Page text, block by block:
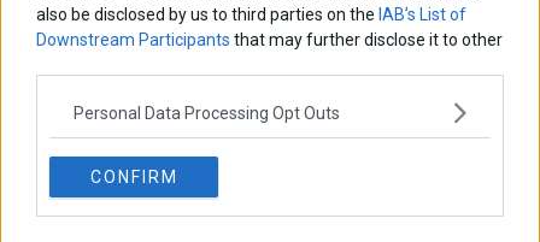
also be disclosed by us to third parties on the IAB’s List of
Downstream Participants that may further disclose it to other
Personal Data Processing Opt Outs
CONFIRM
Πλοήγηση
άρθρων
Previous
Μέρες…καλοκαιριού
Ο μεγαλύτερος εχθρός του
φιλελευθερισμού είναι το
ΑΡΘΡΟΓΡΑΦΟΙ